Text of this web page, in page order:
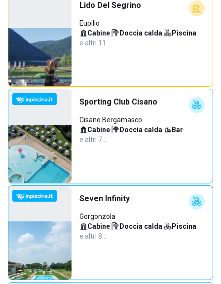
Lido Del Segrino
Eupilio
Cabine· Doccia calda· Piscina·
e altri 11…
Sporting Club Cisano
Cisano Bergamasco
Cabine· Doccia calda· Bar·
e altri 7…
Seven Infinity
Gorgonzola
Cabine· Doccia calda· Piscina·
e altri 8…